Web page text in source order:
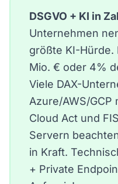
DSGVO + KI in
Unternehmen
größte KI-Hürde.
Mio. € oder 4%
Viele DAX-
Azure/AWS/GCP
Cloud Act und
Servern
in Kraft.
+ Private